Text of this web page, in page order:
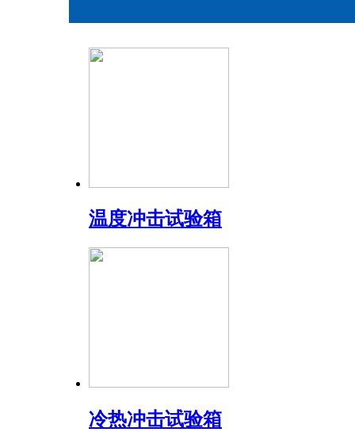
温度冲击试验箱
冷热冲击试验箱